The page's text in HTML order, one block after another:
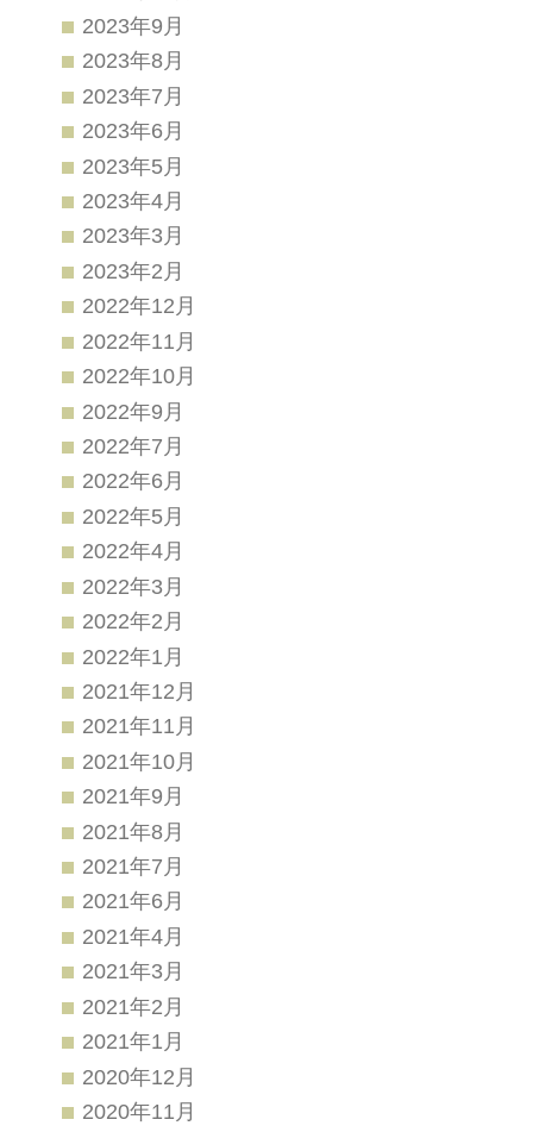
2023年9月
2023年8月
2023年7月
2023年6月
2023年5月
2023年4月
2023年3月
2023年2月
2022年12月
2022年11月
2022年10月
2022年9月
2022年7月
2022年6月
2022年5月
2022年4月
2022年3月
2022年2月
2022年1月
2021年12月
2021年11月
2021年10月
2021年9月
2021年8月
2021年7月
2021年6月
2021年4月
2021年3月
2021年2月
2021年1月
2020年12月
2020年11月